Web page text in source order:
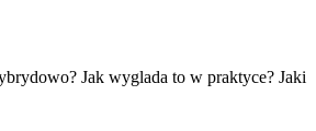
Jak wyglada to w praktyce? Jaki